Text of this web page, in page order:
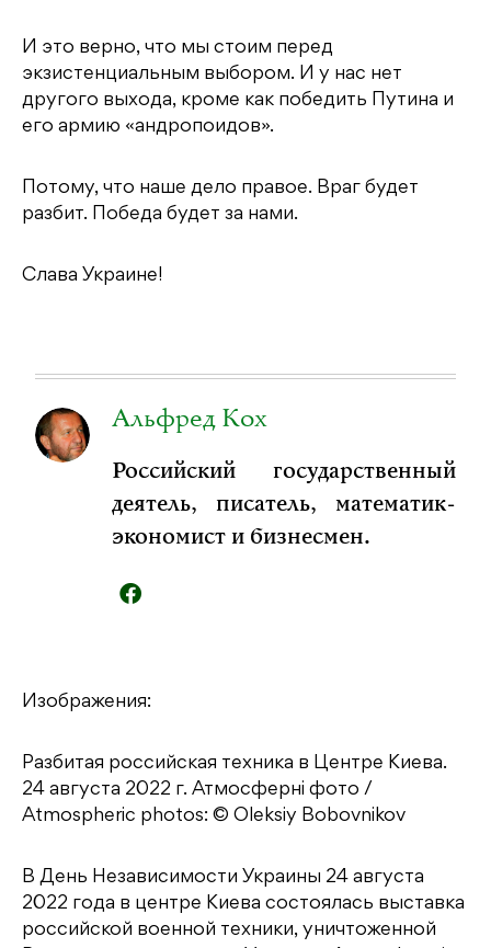
И это верно, что мы стоим перед
экзистенциальным выбором. И у нас нет
другого выхода, кроме как победить Путина и
его армию «андропоидов».
Потому, что наше дело правое. Враг будет
разбит. Победа будет за нами.
Слава Украине!
Альфред Кох
Российский государственный
деятель, писатель, математик-
экономист и бизнесмен.
Изображения:
Разбитая российская техника в Центре Киева.
24 августа 2022 г. Атмосферні фото /
Atmospheric photos: © Oleksiy Bobovnikov
В День Независимости Украины 24 августа
2022 года в центре Киева состоялась выставка
российской военной техники, уничтоженной